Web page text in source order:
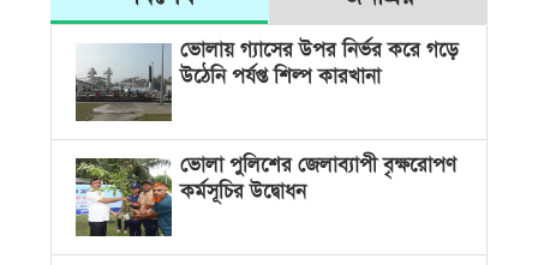
ভোলায় গ্যাসের উপর নির্ভর করে গড়ে
উঠেনি পর্যপ্ত শিল্প কারখানা
ভোলা পুলিশের জেলাব্যাপী বৃক্ষরোপণ
কর্মসূচির উদ্বোধন